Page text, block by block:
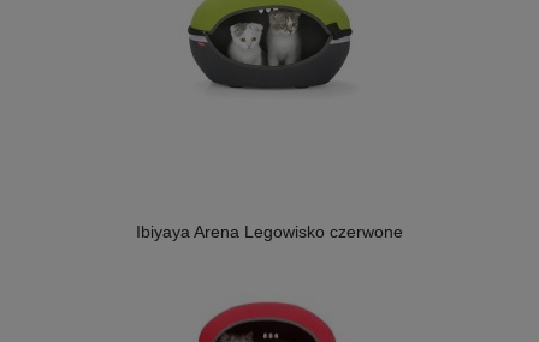
Ibiyaya Arena Legowisko czerwone